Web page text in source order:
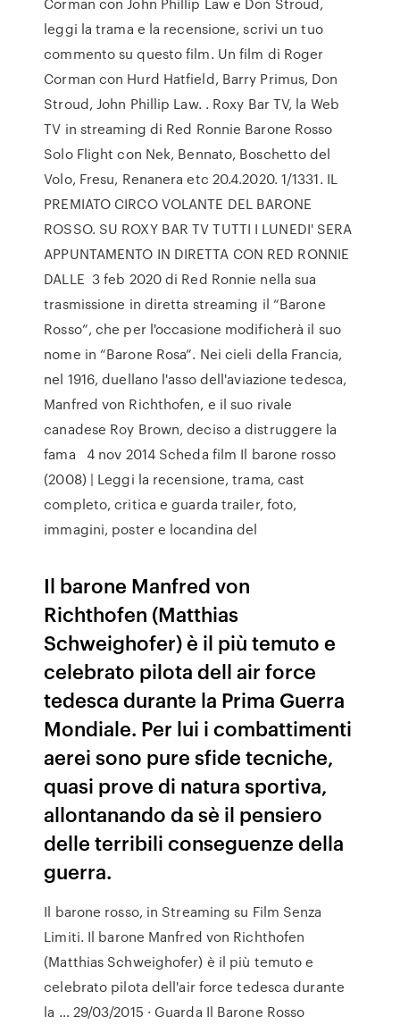
leggi la trama e la recensione, scrivi un tuo
commento su questo film. Un film di Roger
Corman con Hurd Hatfield, Barry Primus, Don
Stroud, John Phillip Law. . Roxy Bar TV, la Web
TV in streaming di Red Ronnie Barone Rosso
Solo Flight con Nek, Bennato, Boschetto del
Volo, Fresu, Renanera etc 20.4.2020. 1/1331. IL
PREMIATO CIRCO VOLANTE DEL BARONE
ROSSO. SU ROXY BAR TV TUTTI I LUNEDI' SERA
APPUNTAMENTO IN DIRETTA CON RED RONNIE
DALLE 3 feb 2020 di Red Ronnie nella sua
trasmissione in diretta streaming il “Barone
Rosso”, che per l'occasione modificherà il suo
nome in “Barone Rosa”. Nei cieli della Francia,
nel 1916, duellano l'asso dell'aviazione tedesca,
Manfred von Richthofen, e il suo rivale
canadese Roy Brown, deciso a distruggere la
fama 4 nov 2014 Scheda film Il barone rosso
(2008) | Leggi la recensione, trama, cast
completo, critica e guarda trailer, foto,
immagini, poster e locandina del
Il barone Manfred von
Richthofen (Matthias
Schweighofer) è il più temuto e
celebrato pilota dell air force
tedesca durante la Prima Guerra
Mondiale. Per lui i combattimenti
aerei sono pure sfide tecniche,
quasi prove di natura sportiva,
allontanando da sè il pensiero
delle terribili conseguenze della
guerra.
Il barone rosso, in Streaming su Film Senza
Limiti. Il barone Manfred von Richthofen
(Matthias Schweighofer) è il più temuto e
celebrato pilota dell'air force tedesca durante
la … 29/03/2015 · Guarda Il Barone Rosso